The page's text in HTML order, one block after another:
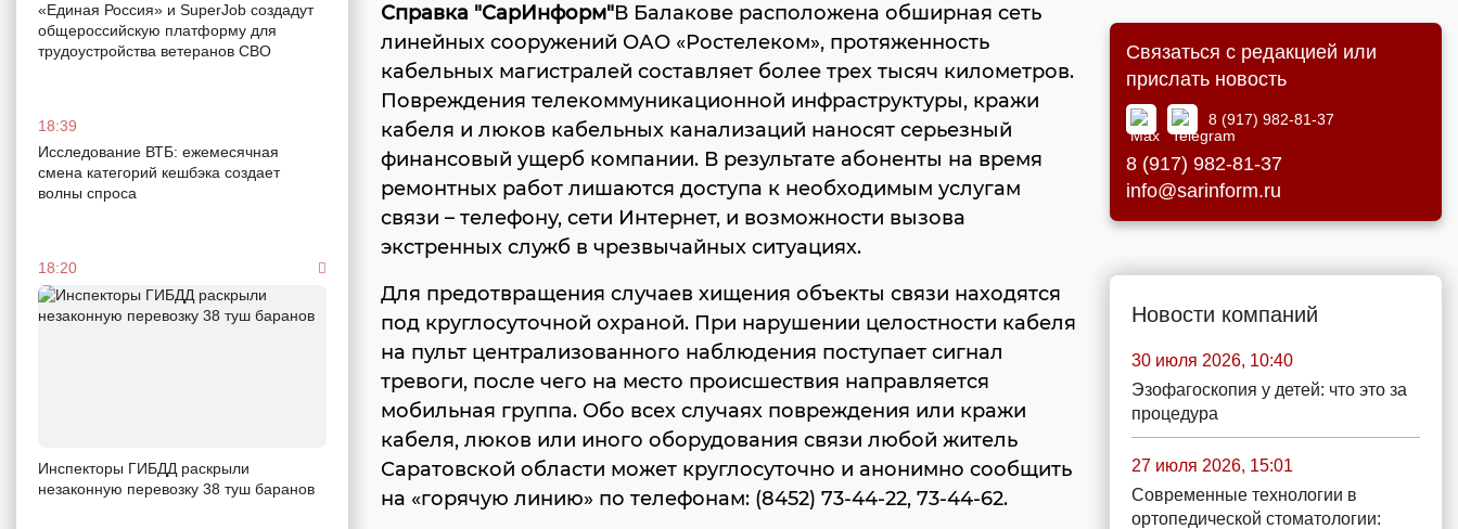
«Единая Россия» и SuperJob создадут
общероссийскую платформу для
трудоустройства ветеранов СВО
18:39
Исследование ВТБ: ежемесячная
смена категорий кешбэка создает
волны спроса
18:20
Инспекторы ГИБДД раскрыли
незаконную перевозку 38 туш баранов
Справка "СарИнформ"В Балакове расположена обширная сеть
линейных сооружений ОАО «Ростелеком», протяженность
кабельных магистралей составляет более трех тысяч километров.
Повреждения телекоммуникационной инфраструктуры, кражи
кабеля и люков кабельных канализаций наносят серьезный
финансовый ущерб компании. В результате абоненты на время
ремонтных работ лишаются доступа к необходимым услугам
связи – телефону, сети Интернет, и возможности вызова
экстренных служб в чрезвычайных ситуациях.
Для предотвращения случаев хищения объекты связи находятся
под круглосуточной охраной. При нарушении целостности кабеля
на пульт централизованного наблюдения поступает сигнал
тревоги, после чего на место происшествия направляется
мобильная группа. Обо всех случаях повреждения или кражи
кабеля, люков или иного оборудования связи любой житель
Саратовской области может круглосуточно и анонимно сообщить
на «горячую линию» по телефонам: (8452) 73-44-22, 73-44-62.
Связаться с редакцией или
прислать новость
8 (917) 982-81-37
8 (917) 982-81-37
info@sarinform.ru
Новости компаний
30 июля 2026, 10:40
Эзофагоскопия у детей: что это за
процедура
27 июля 2026, 15:01
Современные технологии в
ортопедической стоматологии: